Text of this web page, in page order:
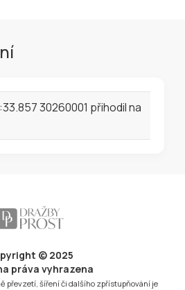
30260001 přihodil na
© 2025
práva vyhrazena
převzetí, šíření či dalšího zpřístupňování je